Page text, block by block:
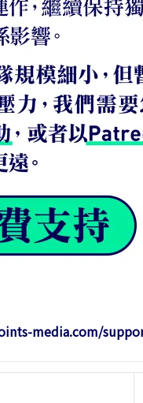
media.com/